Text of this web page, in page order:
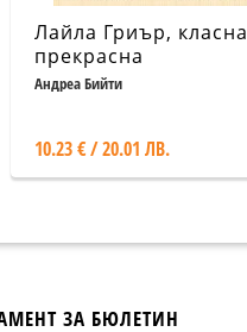
Лайла Гриър, класна
прекрасна
Андреа Бийти
10.23 € / 20.01 ЛВ.
ЗА БЮЛЕТИН